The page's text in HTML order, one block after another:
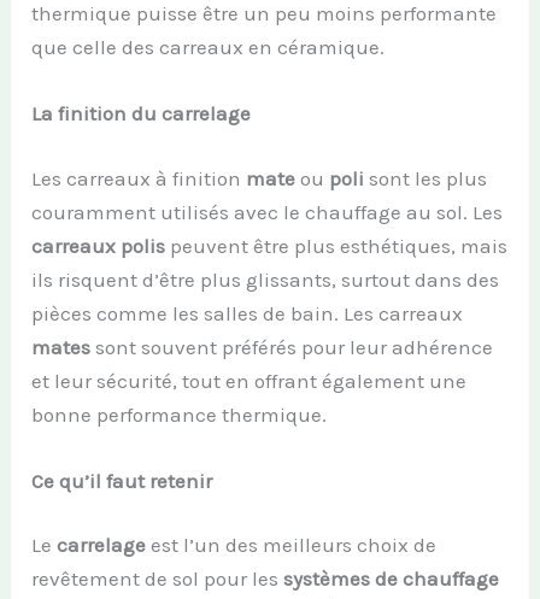
thermique puisse être un peu moins performante
que celle des carreaux en céramique.
La finition du carrelage
Les carreaux à finition mate ou poli sont les plus
couramment utilisés avec le chauffage au sol. Les
carreaux polis peuvent être plus esthétiques, mais
ils risquent d’être plus glissants, surtout dans des
pièces comme les salles de bain. Les carreaux
mates sont souvent préférés pour leur adhérence
et leur sécurité, tout en offrant également une
bonne performance thermique.
Ce qu’il faut retenir
Lecarrelage est l’un des meilleurs choix de
revêtement de sol pour lessystèmes de chauffage